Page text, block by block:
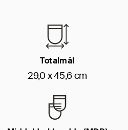
Totalmål
29,0 x 45,6 cm